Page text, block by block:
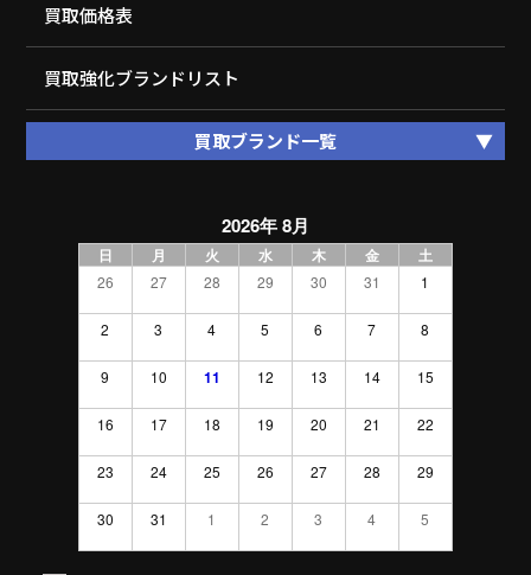
買取価格表
買取強化ブランドリスト
買取ブランド一覧
2026年 8月
日 月 火 水 木 金 土
26 27 28 29 30 31 1
2 3 4 5 6 7 8
9 10 11 12 13 14 15
16 17 18 19 20 21 22
23 24 25 26 27 28 29
30 31 1 2 3 4 5